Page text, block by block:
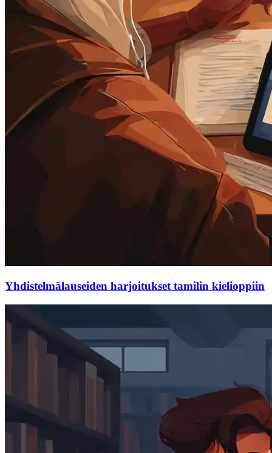
Yhdistelmälauseiden harjoitukset tamilin kielioppiin